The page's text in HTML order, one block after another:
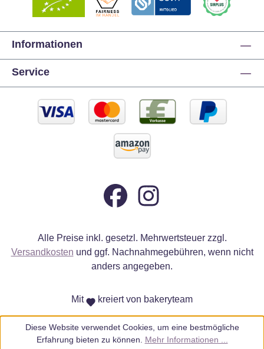
Informationen
Service
Alle Preise inkl. gesetzl. Mehrwertsteuer zzgl.
Versandkosten und ggf. Nachnahmegebühren, wenn nicht
anders angegeben.
Mit kreiert von bakeryteam
Diese Website verwendet Cookies, um eine bestmögliche
Erfahrung bieten zu können. Mehr Informationen ...